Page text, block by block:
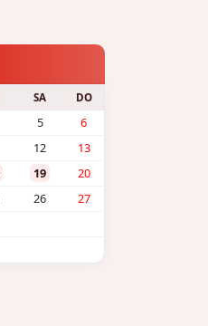
SA DO
5
6
12
13
19
20
26
27